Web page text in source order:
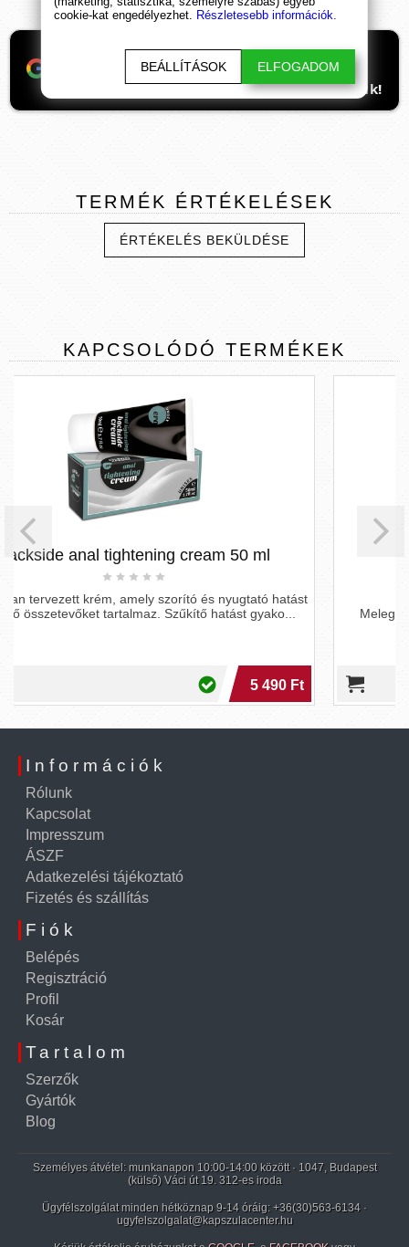
Ha támogatnád a munkánkat, itt tudod
beállítani, hogy előre kerüljenek
ismeretterjesztő cikkeink. Hálásan köszönjük!
TERMÉK ÉRTÉKELÉSEK
ÉRTÉKELÉS BEKÜLDÉSE
KAPCSOLÓDÓ TERMÉKEK
cream 50 ml
szorító és nyugtató hatást
Szűkítő hatást gyako...
2seduce Female
Melegítő hatású krém nőknek
Információk
Rólunk
Kapcsolat
Impresszum
ÁSZF
Adatkezelési tájékoztató
Fizetés és szállítás
Fiók
Belépés
Regisztráció
Profil
Kosár
Tartalom
Szerzők
Gyártók
Blog
Személyes átvétel: munkanapon 10:00-14:00 között · 1047, Budapest
(külső) Váci út 19. 312-es iroda
Ügyfélszolgálat minden hétköznap 9-14 óráig: +36(30)563-6134 ·
ugyfelszolgalat@kapszulacenter.hu
cookie-kat engedélyezhet. Részletesebb információk.
BEÁLLÍTÁSOK ELFOGADOM